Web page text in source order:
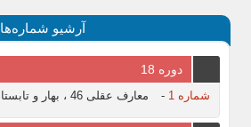
آرشیو شماره‌ها
دوره 18
شماره 1 - معارف عقلی 46 ، بهار و تابستان 1402